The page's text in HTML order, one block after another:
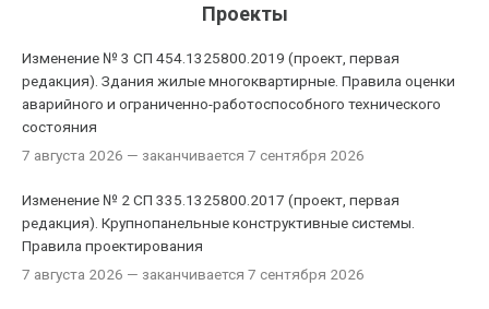
Проекты
Изменение № 3 СП 454.1325800.2019 (проект, первая
редакция). Здания жилые многоквартирные. Правила оценки
аварийного и ограниченно-работоспособного технического
состояния
7 августа 2026 — заканчивается 7 сентября 2026
Изменение № 2 СП 335.1325800.2017 (проект, первая
редакция). Крупнопанельные конструктивные системы.
Правила проектирования
7 августа 2026 — заканчивается 7 сентября 2026